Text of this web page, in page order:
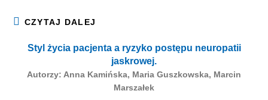
CZYTAJ DALEJ
Styl życia pacjenta a ryzyko postępu neuropatii
jaskrowej.
Autorzy: Anna Kamińska, Maria Guszkowska, Marcin
Marszałek